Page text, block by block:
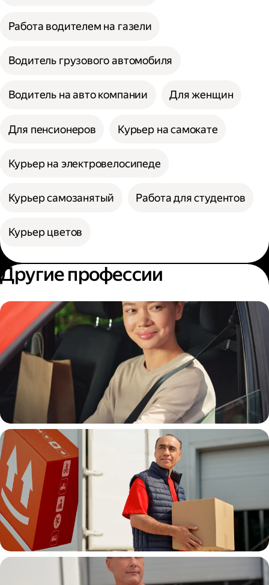
Работа водителем на газели
Водитель грузового автомобиля
Водитель на авто компании Для женщин
Для пенсионеров Курьер на самокате
Курьер на электровелосипеде
Курьер самозанятый Работа для студентов
Курьер цветов
Другие профессии
Автокурьер
Водитель грузовой машины